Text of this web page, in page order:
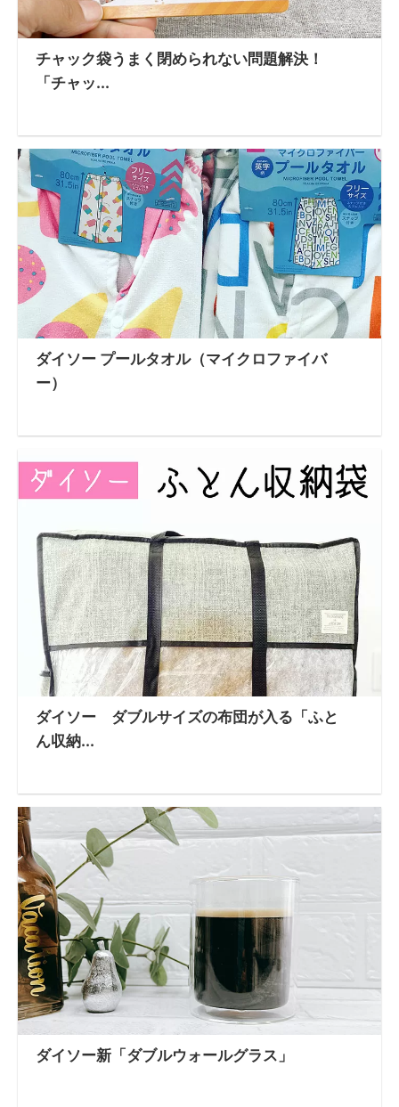
チャック袋うまく閉められない問題解決！
「チャッ...
ダイソー プールタオル（マイクロファイバ
ー）
ダイソー ダブルサイズの布団が入る「ふと
ん収納...
ダイソー新「ダブルウォールグラス」